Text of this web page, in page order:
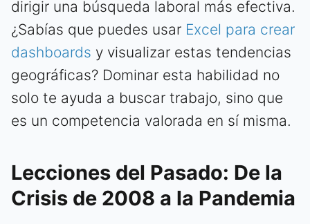
dirigir una búsqueda laboral más efectiva.
¿Sabías que puedes usar Excel para crear
dashboards y visualizar estas tendencias
geográficas? Dominar esta habilidad no
solo te ayuda a buscar trabajo, sino que
es un competencia valorada en sí misma.
Lecciones del Pasado: De la
Crisis de 2008 a la Pandemia